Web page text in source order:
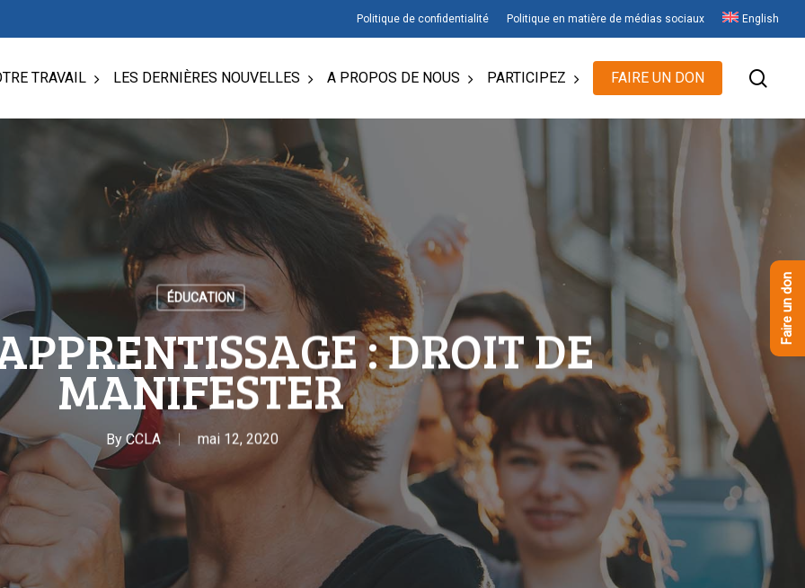
Politique de confidentialité Politique en matière de médias sociaux English
pour fermer
TRAVAIL LES DERNIÈRES NOUVELLES A PROPOS DE NOUS PARTICIPEZ FAIRE UN DON
ÉDUCATION
: DROIT DE
MANIFESTER
By CCLA mai 12, 2020
Faire un don